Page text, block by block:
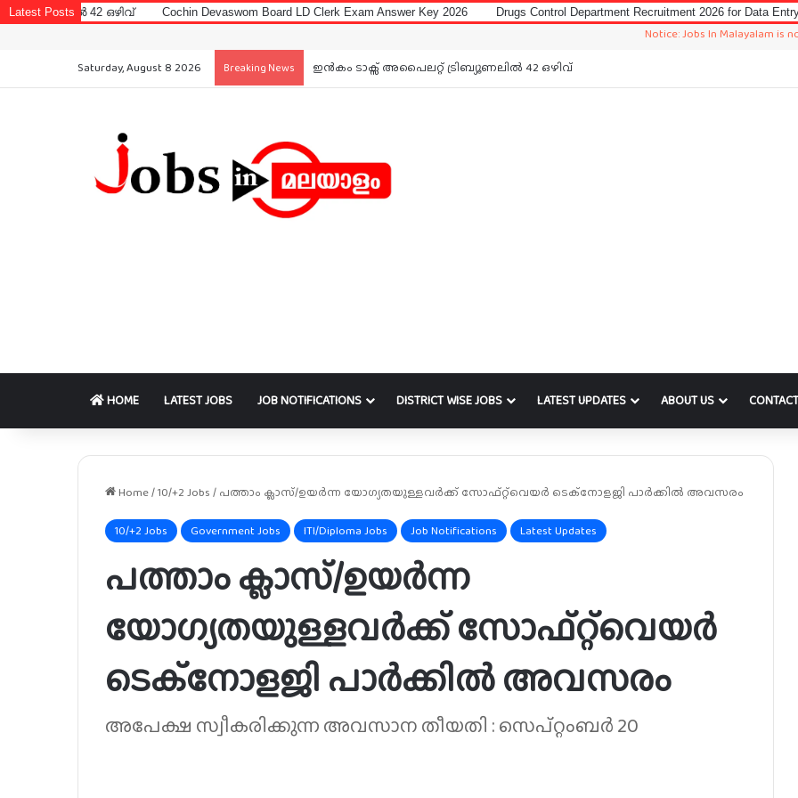
Latest Posts
ഒഴിവ് Cochin Devaswom Board LD Clerk Exam Answer Key 2026 Drugs Control Department Recruitment 2026 for Data Entry Operator
Notice: Jobs In Malayalam is not a
Saturday, August 8 2026
Breaking News Cochin Devaswom Board LD Clerk Exam Answer Key 2026
HOME LATEST JOBS JOB NOTIFICATIONS DISTRICT WISE JOBS LATEST UPDATES ABOUT US
Home/10/+2 Jobs / പത്താം ക്ലാസ്/ഉയർന്ന യോഗ്യതയുള്ളവർക്ക് സോഫ്റ്റ്‌വെയർ ടെക്നോളജി പാർക്കിൽ അവസരം
10/+2 Jobs Government Jobs ITI/Diploma Jobs Job Notifications Latest Updates
പത്താം ക്ലാസ്/ഉയർന്ന
യോഗ്യതയുള്ളവർക്ക് സോഫ്റ്റ്‌വെയർ
ടെക്നോളജി പാർക്കിൽ അവസരം
അപേക്ഷ സ്വീകരിക്കുന്ന അവസാന തീയതി : സെപ്റ്റംബർ 20